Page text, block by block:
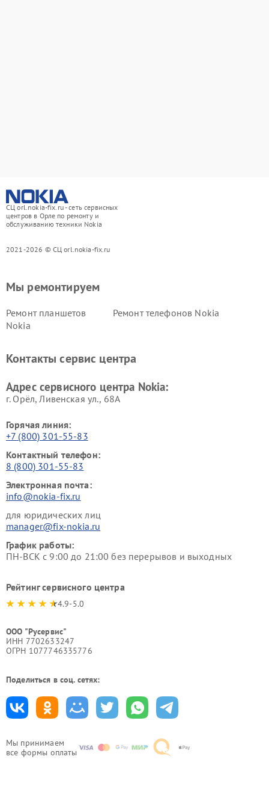
СЦ orl.nokia-fix.ru - сеть сервисных
центров в Орле по ремонту и
обслуживанию техники Nokia
2021-2026 © СЦ orl.nokia-fix.ru
Мы принимаем
все формы оплаты
Мы ремонтируем
Ремонт планшетов
Nokia
Ремонт телефонов Nokia
Контакты сервис центра
Адрес сервисного центра Nokia:
г. Орёл, Ливенская ул., 68А
Горячая линия:
+7 (800) 301-55-83
Контактный телефон:
8 (800) 301-55-83
Электронная почта:
info@nokia-fix.ru
для юридических лиц
manager@fix-nokia.ru
График работы:
ПН-ВСК с 9:00 до 21:00 без перерывов и выходных
Рейтинг сервисного центра
4.9-5.0
ООО "Русервис"
ИНН 7702633247
ОГРН 1077746335776
Поделиться в соц. сетях: